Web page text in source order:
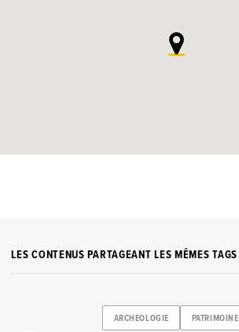
LES CONTENUS PARTAGEANT LES MÊMES TAGS
ARCHEOLOGIE PATRIMOINE